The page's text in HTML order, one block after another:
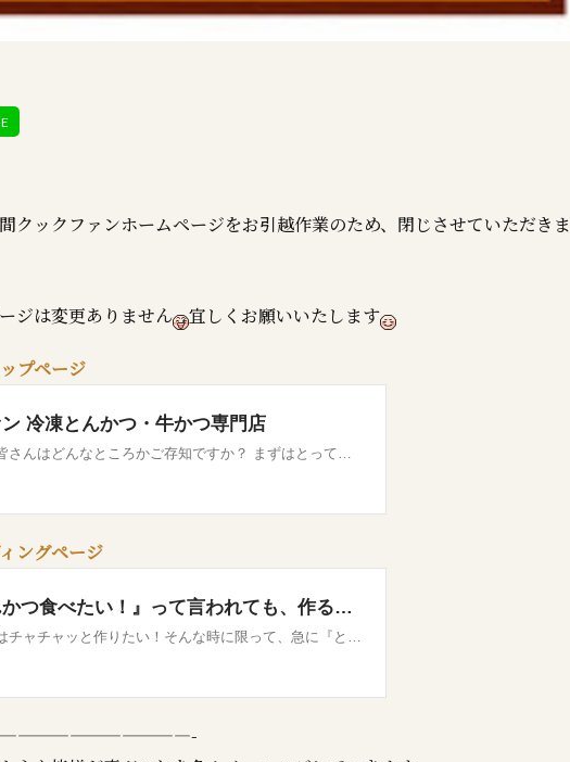
クックファンホームページをお引越作業のため、閉じさせていただきま
ジは変更ありません 宜しくお願いいたします
プページ
ングページ